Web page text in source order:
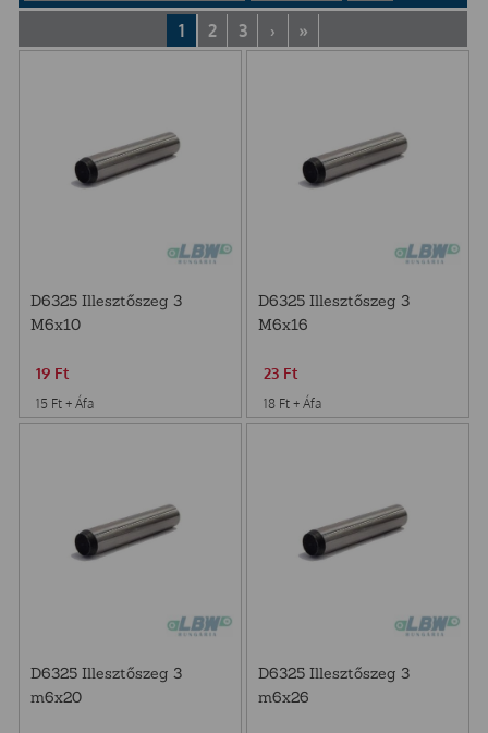
1 2 3 › »
D6325 Illesztőszeg 3
M6x10
19 Ft
15 Ft + Áfa
D6325 Illesztőszeg 3
M6x16
23 Ft
18 Ft + Áfa
D6325 Illesztőszeg 3
m6x20
D6325 Illesztőszeg 3
m6x26